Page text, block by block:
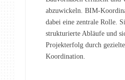
abzuwickeln. BIM-
dabei eine zentrale Rolle.
strukturierte Abläufe und
Projekterfolg durch
Koordination.